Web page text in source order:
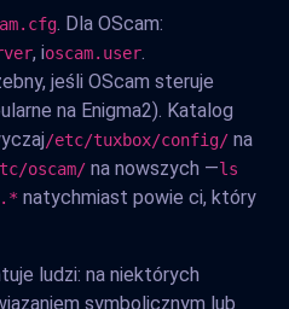
. Dla OScam:
, ioscam.user.
jeśli OScam steruje
na Enigma2). Katalog
/etc/tuxbox/config/ na
oscam/ na nowszych —ls
natychmiast powie ci, który
ludzi: na niektórych
symbolicznym lub